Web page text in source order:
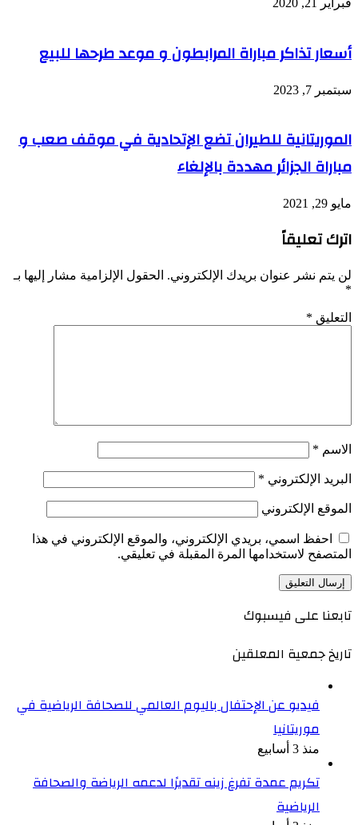
فبراير 21, 2020
أسعار تذاكر مباراة المرابطون و موعد طرحها للبيع
سبتمبر 7, 2023
الموريتانية للطيران تضع الإتحادية في موقف صعب و
مباراة الجزائر مهددة بالإلغاء
مايو 29, 2021
اترك تعليقاً
لن يتم نشر عنوان بريدك الإلكتروني. الحقول الإلزامية مشار إليها بـ
*
التعليق *
الاسم *
البريد الإلكتروني *
الموقع الإلكتروني
احفظ اسمي، بريدي الإلكتروني، والموقع الإلكتروني في هذا
المتصفح لاستخدامها المرة المقبلة في تعليقي.
تابعنا على فيسبوك
تاريخ جمعية المعلقين
فيديو عن الإحتفال باليوم العالمي للصحافة الرياضية في
موريتانيا
منذ 3 أسابيع
تكريم عمدة تفرغ زينه تقديرًا لدعمه الرياضة والصحافة
الرياضية